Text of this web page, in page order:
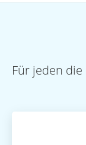
Für jeden